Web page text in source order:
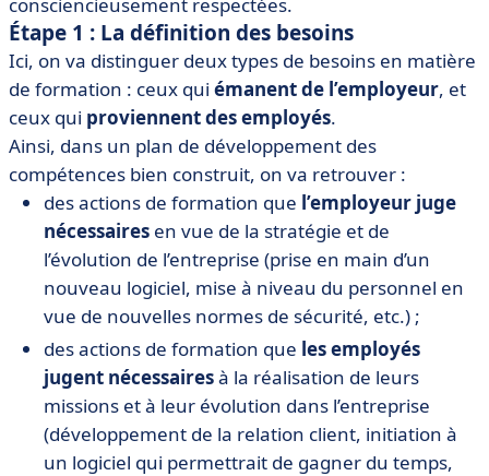
Étape 1 : La définition des besoins
Ici, on va distinguer deux types de besoins en matière
de formation : ceux qui émanent de l’employeur, et
ceux qui proviennent des employés.
Ainsi, dans un plan de développement des
compétences bien construit, on va retrouver :
des actions de formation que l’employeur juge
nécessaires en vue de la stratégie et de
l’évolution de l’entreprise (prise en main d’un
nouveau logiciel, mise à niveau du personnel en
vue de nouvelles normes de sécurité, etc.) ;
des actions de formation que les employés
jugent nécessairesà la réalisation de leurs
missions et à leur évolution dans l’entreprise
(développement de la relation client, initiation à
un logiciel qui permettrait de gagner du temps,